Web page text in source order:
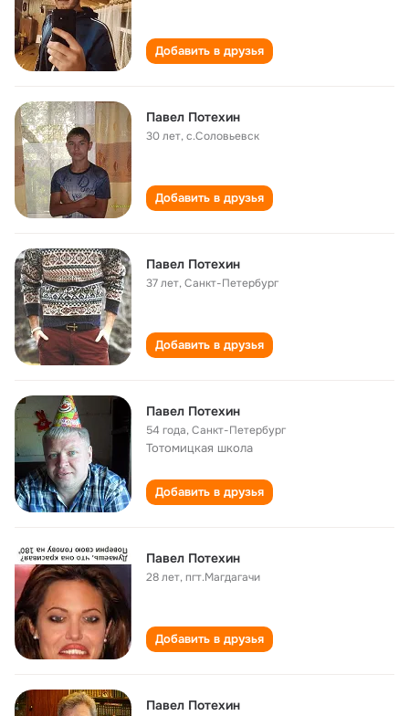
Добавить в друзья
Павел Потехин
30 лет,с.Соловьевск
Добавить в друзья
Павел Потехин
37 лет,Санкт-Петербург
Добавить в друзья
Павел Потехин
54 года,Санкт-Петербург
Тотомицкая школа
Добавить в друзья
Павел Потехин
28 лет,пгт.Магдагачи
Добавить в друзья
Павел Потехин